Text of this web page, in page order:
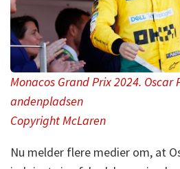
Monacos Grand Prix 2024. Oscar
andenpladsen
Copyright McLaren
Nu melder flere medier om, at